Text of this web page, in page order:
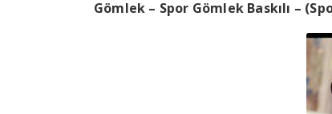
Gömlek – Spor Gömlek Baskılı –